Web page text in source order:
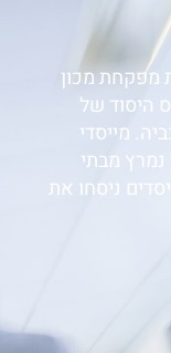
מפקחת מכון
היסוד של
בכפר המכביה. מייסדי
נמרץ מבתי
ניסחו את